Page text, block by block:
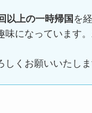
以上の一時帰国を
味になっています
しくお願いいたし